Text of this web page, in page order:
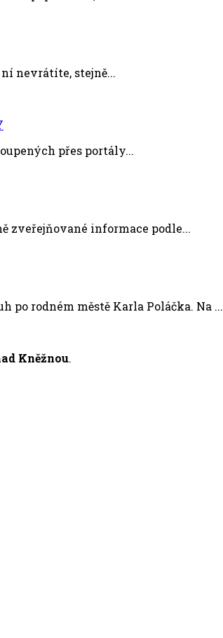
nevrátíte, stejně...
přes portály...
zveřejňované informace podle...
po rodném městě Karla Poláčka. Na ...
Kněžnou.